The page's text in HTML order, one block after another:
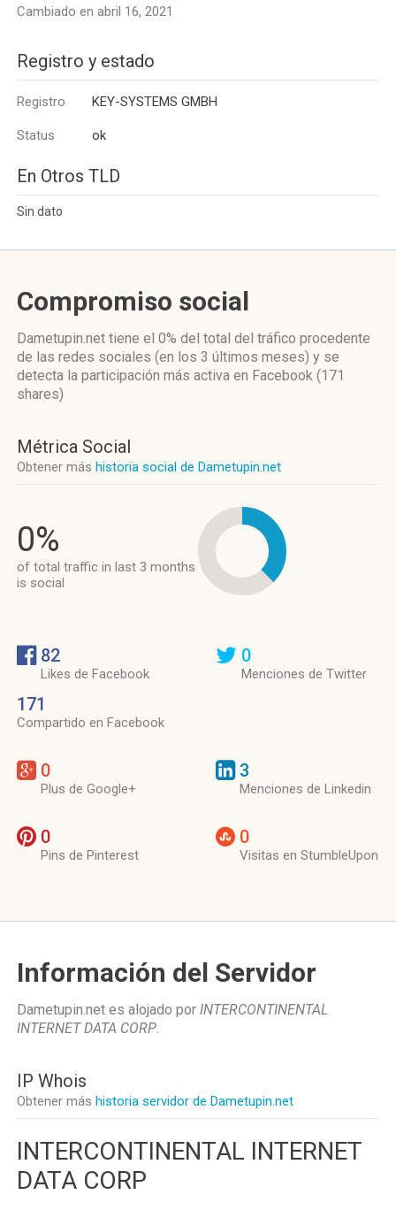
Cambiado en abril 16, 2021
Registro y estado
Registro KEY-SYSTEMS GMBH
Status ok
En Otros TLD
Sin dato
Compromiso social
Dametupin.net tiene el 0% del total del tráfico procedente
de las redes sociales (en los 3 últimos meses) y se
detecta la participación más activa en Facebook (171
shares)
Métrica Social
Obtener más historia social de Dametupin.net
0%
of total traffic in last 3 months
is social
82
Likes de Facebook
171
Compartido en Facebook
0
Menciones de Twitter
0
Plus de Google+
3
Menciones de Linkedin
0
Pins de Pinterest
0
Visitas en StumbleUpon
Información del Servidor
Dametupin.net es alojado por INTERCONTINENTAL
INTERNET DATA CORP.
IP Whois
Obtener más historia servidor de Dametupin.net
INTERCONTINENTAL INTERNET
DATA CORP